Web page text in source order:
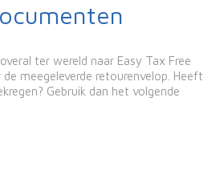
ter wereld naar Easy Tax Free
meegeleverde retourenvelop. Heeft
Gebruik dan het volgende